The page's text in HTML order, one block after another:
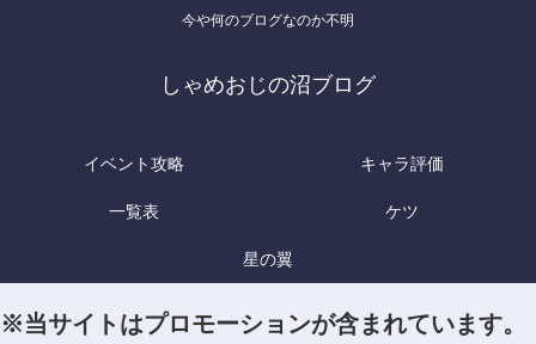
今や何のブログなのか不明
しゃめおじの沼ブログ
イベント攻略 キャラ評価
一覧表 ケツ
星の翼
※当サイトはプロモーションが含まれています。